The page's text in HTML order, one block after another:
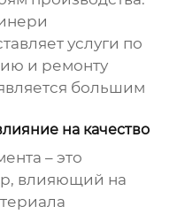
услуги по
и ремонту
большим
на качество
– это
влияющий на